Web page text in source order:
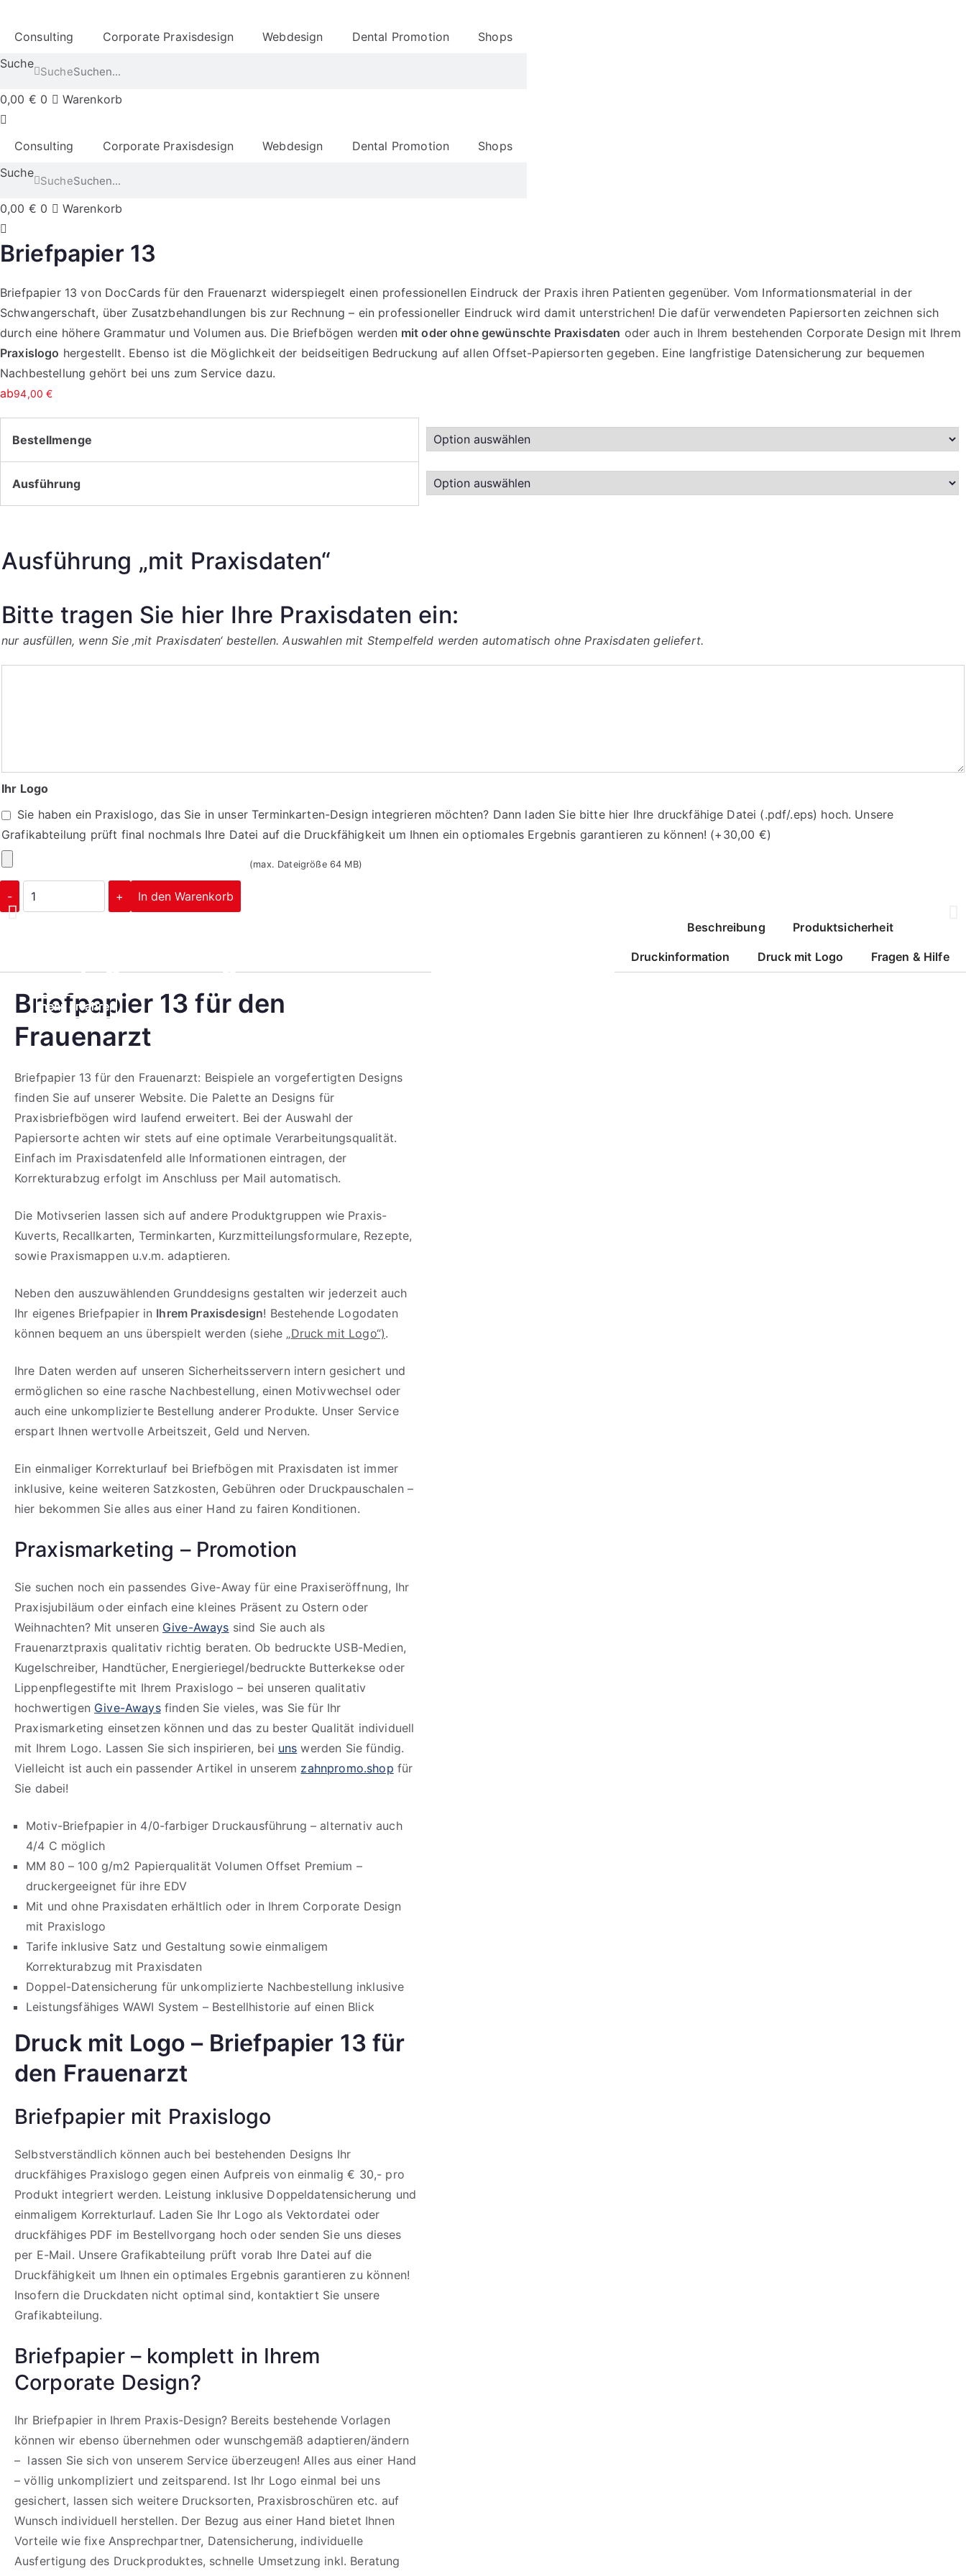
Consulting Corporate Praxisdesign Webdesign Dental Promotion
Shops
Suche
Suche
0,00 € 0 Warenkorb
Consulting Corporate Praxisdesign Webdesign Dental Promotion
Shops
Suche
Suche
0,00 € 0 Warenkorb
Briefpapier 13
Briefpapier 13 von DocCards für den Frauenarzt widerspiegelt einen professionellen Eindruck der Praxis ihren Patienten gegenüber. Vom Informationsmaterial in der
Schwangerschaft, über Zusatzbehandlungen bis zur Rechnung – ein professioneller Eindruck wird damit unterstrichen! Die dafür verwendeten Papiersorten zeichnen sich
durch eine höhere Grammatur und Volumen aus. Die Briefbögen werden mit oder ohne gewünschte Praxisdaten oder auch in Ihrem bestehenden Corporate Design mit Ihrem
Praxislogo hergestellt. Ebenso ist die Möglichkeit der beidseitigen Bedruckung auf allen Offset-Papiersorten gegeben. Eine langfristige Datensicherung zur bequemen
Nachbestellung gehört bei uns zum Service dazu.
ab94,00€
Bestellmenge
Ausführung
Ausführung „mit Praxisdaten“
Bitte tragen Sie hier Ihre Praxisdaten ein:
nur ausfüllen, wenn Sie ‚mit Praxisdaten‘ bestellen. Auswahlen mit Stempelfeld werden automatisch ohne Praxisdaten geliefert.
Praxisdaten
ein:
Ihr Logo
Sie haben ein Praxislogo, das Sie in unser Terminkarten-Design integrieren möchten? Dann laden Sie bitte hier Ihre druckfähige Datei (.pdf/.eps) hoch. Unsere
Grafikabteilung prüft final nochmals Ihre Datei auf die Druckfähigkeit um Ihnen ein optiomales Ergebnis garantieren zu können! (+ 30,00 €)
Logo
(max. Dateigröße 64 MB)
-
Briefpapier
13
+ In den Warenkorb
mehr erfahren
mehr erfahren
mehr erfahren
mehr erfahren
mehr erfahren
mehr erfahren
Beschreibung Produktsicherheit
Druckinformation Druck mit Logo Fragen & Hilfe
Briefpapier 13 für den
Frauenarzt
Briefpapier 13 für den Frauenarzt: Beispiele an vorgefertigten Designs
finden Sie auf unserer Website. Die Palette an Designs für
Praxisbriefbögen wird laufend erweitert. Bei der Auswahl der
Papiersorte achten wir stets auf eine optimale Verarbeitungsqualität.
Einfach im Praxisdatenfeld alle Informationen eintragen, der
Korrekturabzug erfolgt im Anschluss per Mail automatisch.
Die Motivserien lassen sich auf andere Produktgruppen wie Praxis-
Kuverts, Recallkarten, Terminkarten, Kurzmitteilungsformulare, Rezepte,
sowie Praxismappen u.v.m. adaptieren.
Neben den auszuwählenden Grunddesigns gestalten wir jederzeit auch
Ihr eigenes Briefpapier in Ihrem Praxisdesign! Bestehende Logodaten
können bequem an uns überspielt werden (siehe „Druck mit Logo“).
Ihre Daten werden auf unseren Sicherheitsservern intern gesichert und
ermöglichen so eine rasche Nachbestellung, einen Motivwechsel oder
auch eine unkomplizierte Bestellung anderer Produkte. Unser Service
erspart Ihnen wertvolle Arbeitszeit, Geld und Nerven.
Ein einmaliger Korrekturlauf bei Briefbögen mit Praxisdaten ist immer
inklusive, keine weiteren Satzkosten, Gebühren oder Druckpauschalen –
hier bekommen Sie alles aus einer Hand zu fairen Konditionen.
Praxismarketing – Promotion
Sie suchen noch ein passendes Give-Away für eine Praxiseröffnung, Ihr
Praxisjubiläum oder einfach eine kleines Präsent zu Ostern oder
Weihnachten? Mit unseren Give-Aways sind Sie auch als
Frauenarztpraxis qualitativ richtig beraten. Ob bedruckte USB-Medien,
Kugelschreiber, Handtücher, Energieriegel/bedruckte Butterkekse oder
Lippenpflegestifte mit Ihrem Praxislogo – bei unseren qualitativ
hochwertigen Give-Awaysfinden Sie vieles, was Sie für Ihr
Praxismarketing einsetzen können und das zu bester Qualität individuell
mit Ihrem Logo. Lassen Sie sich inspirieren, bei uns werden Sie fündig.
Vielleicht ist auch ein passender Artikel in unserem zahnpromo.shop für
Sie dabei!
Motiv-Briefpapier in 4/0-farbiger Druckausführung – alternativ auch
4/4 C möglich
MM 80 – 100 g/m2 Papierqualität Volumen Offset Premium –
druckergeeignet für ihre EDV
Mit und ohne Praxisdaten erhältlich oder in Ihrem Corporate Design
mit Praxislogo
Tarife inklusive Satz und Gestaltung sowie einmaligem
Korrekturabzug mit Praxisdaten
Doppel-Datensicherung für unkomplizierte Nachbestellung inklusive
Leistungsfähiges WAWI System – Bestellhistorie auf einen Blick
Druck mit Logo – Briefpapier 13 für
den Frauenarzt
Briefpapier mit Praxislogo
Selbstverständlich können auch bei bestehenden Designs Ihr
druckfähiges Praxislogo gegen einen Aufpreis von einmalig € 30,- pro
Produkt integriert werden. Leistung inklusive Doppeldatensicherung und
einmaligem Korrekturlauf. Laden Sie Ihr Logo als Vektordatei oder
druckfähiges PDF im Bestellvorgang hoch oder senden Sie uns dieses
per E-Mail. Unsere Grafikabteilung prüft vorab Ihre Datei auf die
Druckfähigkeit um Ihnen ein optimales Ergebnis garantieren zu können!
Insofern die Druckdaten nicht optimal sind, kontaktiert Sie unsere
Grafikabteilung.
Briefpapier – komplett in Ihrem
Corporate Design?
Ihr Briefpapier in Ihrem Praxis-Design? Bereits bestehende Vorlagen
können wir ebenso übernehmen oder wunschgemäß adaptieren/ändern
– lassen Sie sich von unserem Service überzeugen! Alles aus einer Hand
– völlig unkompliziert und zeitsparend. Ist Ihr Logo einmal bei uns
gesichert, lassen sich weitere Drucksorten, Praxisbroschüren etc. auf
Wunsch individuell herstellen. Der Bezug aus einer Hand bietet Ihnen
Vorteile wie fixe Ansprechpartner, Datensicherung, individuelle
Ausfertigung des Druckproduktes, schnelle Umsetzung inkl. Beratung